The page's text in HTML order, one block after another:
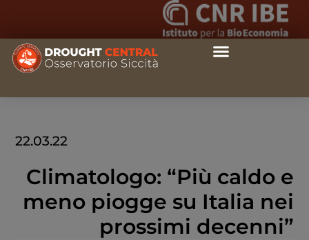
22.03.22
Climatologo: “Più caldo e
meno piogge su Italia nei
prossimi decenni”